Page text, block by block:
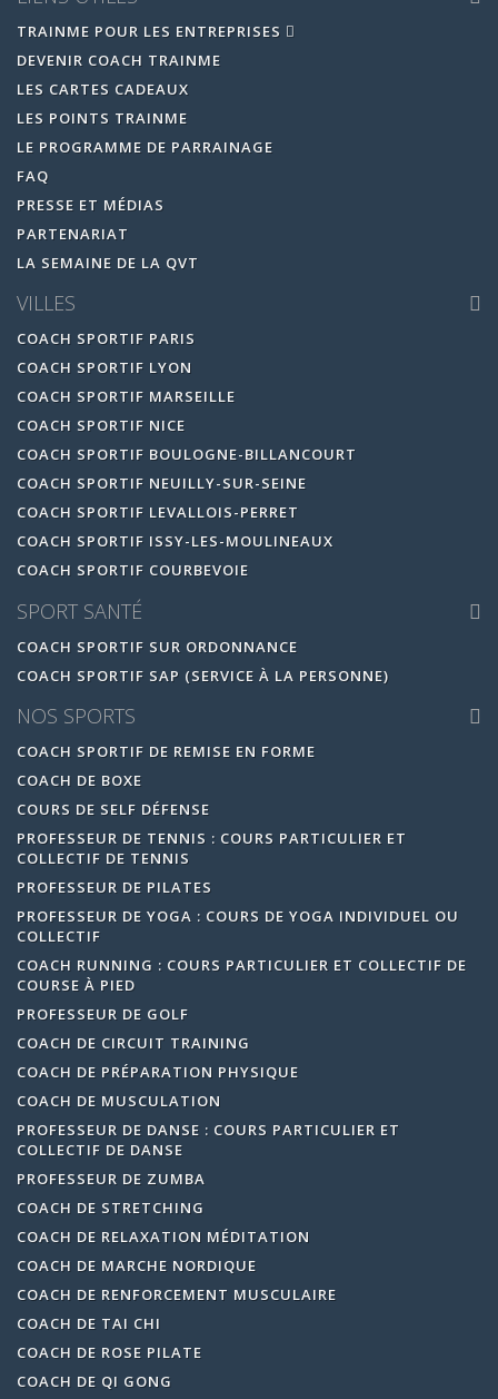
TRAINME POUR LES ENTREPRISES
DEVENIR COACH TRAINME
LES CARTES CADEAUX
LES POINTS TRAINME
LE PROGRAMME DE PARRAINAGE
FAQ
PRESSE ET MÉDIAS
PARTENARIAT
LA SEMAINE DE LA QVT
VILLES
COACH SPORTIF PARIS
COACH SPORTIF LYON
COACH SPORTIF MARSEILLE
COACH SPORTIF NICE
COACH SPORTIF BOULOGNE-BILLANCOURT
COACH SPORTIF NEUILLY-SUR-SEINE
COACH SPORTIF LEVALLOIS-PERRET
COACH SPORTIF ISSY-LES-MOULINEAUX
COACH SPORTIF COURBEVOIE
SPORT SANTÉ
COACH SPORTIF SUR ORDONNANCE
COACH SPORTIF SAP (SERVICE À LA PERSONNE)
NOS SPORTS
COACH SPORTIF DE REMISE EN FORME
COACH DE BOXE
COURS DE SELF DÉFENSE
PROFESSEUR DE TENNIS : COURS PARTICULIER ET
COLLECTIF DE TENNIS
PROFESSEUR DE PILATES
PROFESSEUR DE YOGA : COURS DE YOGA INDIVIDUEL OU
COLLECTIF
COACH RUNNING : COURS PARTICULIER ET COLLECTIF DE
COURSE À PIED
PROFESSEUR DE GOLF
COACH DE CIRCUIT TRAINING
COACH DE PRÉPARATION PHYSIQUE
COACH DE MUSCULATION
PROFESSEUR DE DANSE : COURS PARTICULIER ET
COLLECTIF DE DANSE
PROFESSEUR DE ZUMBA
COACH DE STRETCHING
COACH DE RELAXATION MÉDITATION
COACH DE MARCHE NORDIQUE
COACH DE RENFORCEMENT MUSCULAIRE
COACH DE TAI CHI
COACH DE ROSE PILATE
COACH DE QI GONG